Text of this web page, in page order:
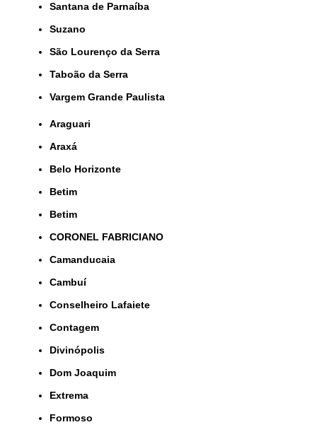
Santana de Parnaíba
Suzano
São Lourenço da Serra
Taboão da Serra
Vargem Grande Paulista
Araguari
Araxá
Belo Horizonte
Betim
Betim
CORONEL FABRICIANO
Camanducaia
Cambuí
Conselheiro Lafaiete
Contagem
Divinópolis
Dom Joaquim
Extrema
Formoso